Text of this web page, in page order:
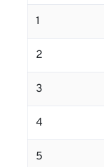
1
2
3
4
5